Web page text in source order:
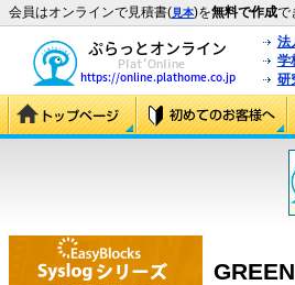
会員はオンラインで見積書(見本)を無料で作成で
法
学
研